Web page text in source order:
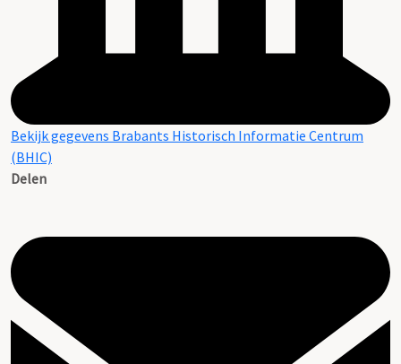
Bekijk gegevens Brabants Historisch Informatie Centrum
(BHIC)
Delen